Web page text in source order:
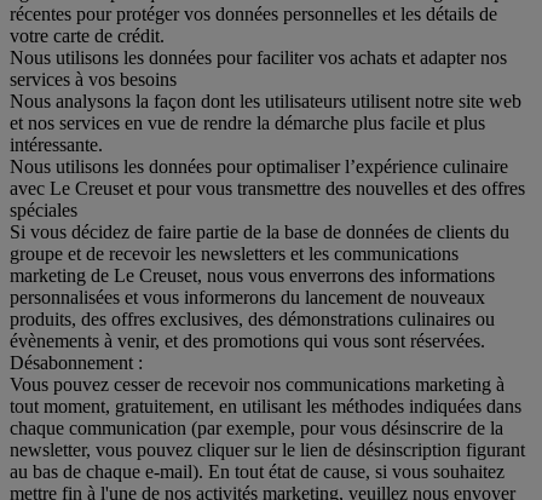
récentes pour protéger vos données personnelles et les détails de
votre carte de crédit.
Nous utilisons les données pour faciliter vos achats et adapter nos
services à vos besoins
Nous analysons la façon dont les utilisateurs utilisent notre site web
et nos services en vue de rendre la démarche plus facile et plus
intéressante.
Nous utilisons les données pour optimaliser l’expérience culinaire
avec Le Creuset et pour vous transmettre des nouvelles et des offres
spéciales
Si vous décidez de faire partie de la base de données de clients du
groupe et de recevoir les newsletters et les communications
marketing de Le Creuset, nous vous enverrons des informations
personnalisées et vous informerons du lancement de nouveaux
produits, des offres exclusives, des démonstrations culinaires ou
évènements à venir, et des promotions qui vous sont réservées.
Désabonnement :
Vous pouvez cesser de recevoir nos communications marketing à
tout moment, gratuitement, en utilisant les méthodes indiquées dans
chaque communication (par exemple, pour vous désinscrire de la
newsletter, vous pouvez cliquer sur le lien de désinscription figurant
au bas de chaque e-mail). En tout état de cause, si vous souhaitez
mettre fin à l'une de nos activités marketing, veuillez nous envoyer